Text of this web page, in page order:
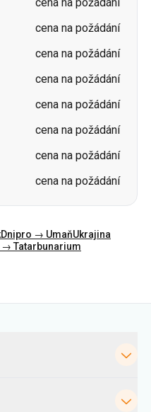
cena na požádání
cena na požádání
cena na požádání
cena na požádání
cena na požádání
Dnipro → Umaň Ukrajina